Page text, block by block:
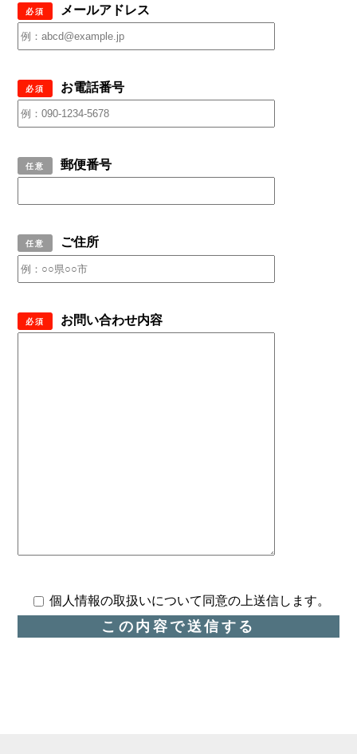
必須 メールアドレス
必須 お電話番号
任意 郵便番号
任意 ご住所
必須 お問い合わせ内容
個人情報の取扱いについて同意の上送信します。